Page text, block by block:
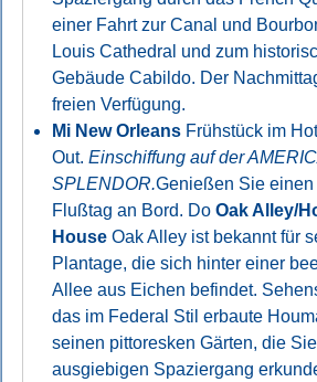
einer Fahrt zur Canal und
Louis Cathedral und zum
Gebäude Cabildo. Der
freien Verfügung.
Mi New OrleansFrühstück im
Out. Einschiffung auf der
SPLENDOR.Genießen Sie einen
Flußtag an Bord. Do Oak Alley/
HouseOak Alley ist bekannt für
Plantage, die sich hinter einer
Allee aus Eichen befindet.
das im Federal Stil erbaute
seinen pittoresken Gärten, die
ausgiebigen Spaziergang